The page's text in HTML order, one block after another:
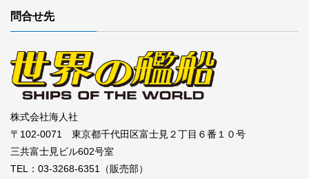
問合せ先
株式会社海人社
〒102-0071 東京都千代田区富士見２丁目６番１０号
三共富士見ビル602号室
TEL：03-3268-6351（販売部）